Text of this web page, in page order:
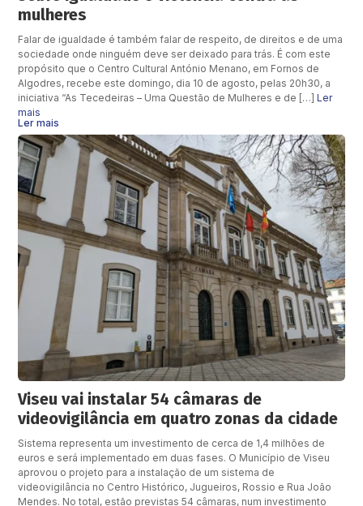
mulheres
Falar de igualdade é também falar de respeito, de direitos e de uma
sociedade onde ninguém deve ser deixado para trás. É com este
propósito que o Centro Cultural António Menano, em Fornos de
Algodres, recebe este domingo, dia 10 de agosto, pelas 20h30, a
iniciativa “As Tecedeiras – Uma Questão de Mulheres e de […]Ler
mais
Ler mais
Viseu vai instalar 54 câmaras de
videovigilância em quatro zonas da cidade
Sistema representa um investimento de cerca de 1,4 milhões de
euros e será implementado em duas fases. O Município de Viseu
aprovou o projeto para a instalação de um sistema de
videovigilância no Centro Histórico, Jugueiros, Rossio e Rua João
Mendes. No total, estão previstas 54 câmaras, num investimento